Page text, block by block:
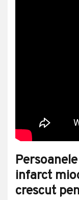
infarct
crescut